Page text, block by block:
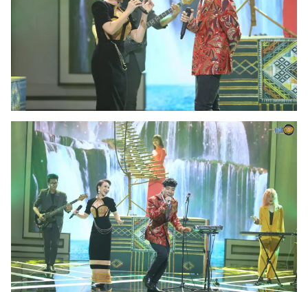
VTV Thể thao
Bất động sản
Thị trường 24h Tấm lòng Việt
VTV4 Vươn mình bằng AI
VTV9 VTV8
Liên hệ tòa soạn English